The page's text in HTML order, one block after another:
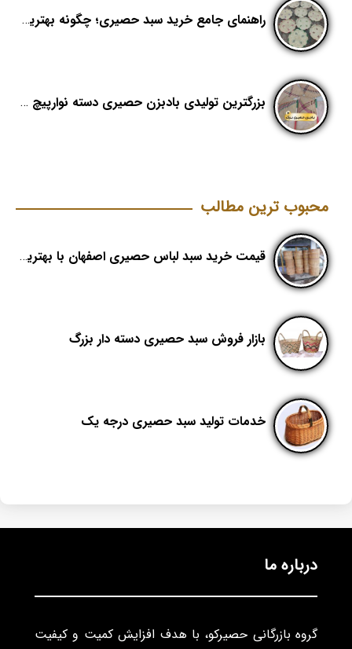
راهنمای جامع خرید سبد حصیری؛ چگونه بهترین کیفیت را در «هدیکا» تشخیص دهیم؟
بزرگترین تولیدی بادبزن حصیری دسته نوارپیچ در ایران با اسم برند هدیکا
محبوب ترین مطالب
قیمت خرید سبد لباس حصیری اصفهان با بهترین کیفیت
بازار فروش سبد حصیری دسته دار بزرگ
خدمات تولید سبد حصیری درجه یک
درباره ما
گروه بازرگانی حصیرکو، با هدف افزایش کمیت و کیفیت